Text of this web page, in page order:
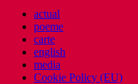
actual
poeme
carte
english
media
Cookie Policy (EU)